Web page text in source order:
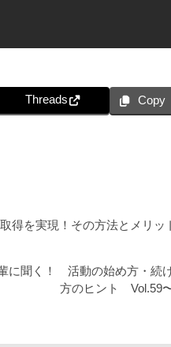
Threads Copy
得を実現！その方法とメリッ
に聞く！ 活動の始め方・続
方のヒント Vol.59